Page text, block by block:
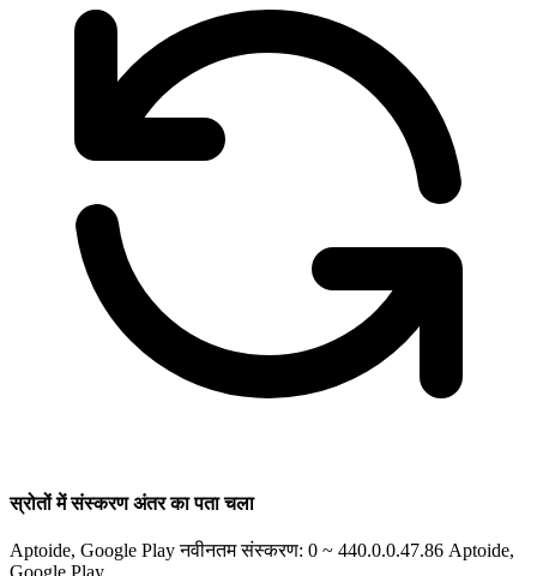
स्रोतों में संस्करण अंतर का पता चला
Aptoide, Google Play नवीनतम संस्करण: 0 ~ 440.0.0.47.86 Aptoide,